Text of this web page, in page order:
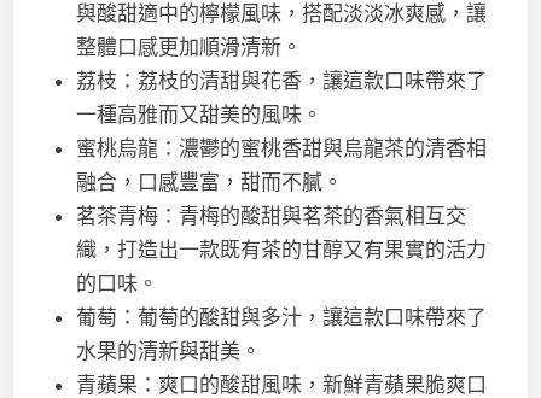
與酸甜適中的檸檬風味，搭配淡淡冰爽感，讓
整體口感更加順滑清新。
荔枝：荔枝的清甜與花香，讓這款口味帶來了
一種高雅而又甜美的風味。
蜜桃烏龍：濃鬱的蜜桃香甜與烏龍茶的清香相
融合，口感豐富，甜而不膩。
茗茶青梅：青梅的酸甜與茗茶的香氣相互交
織，打造出一款既有茶的甘醇又有果實的活力
的口味。
葡萄：葡萄的酸甜與多汁，讓這款口味帶來了
水果的清新與甜美。
青蘋果：爽口的酸甜風味，新鮮青蘋果脆爽口